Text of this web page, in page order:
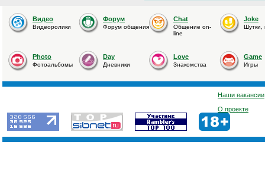
Видео
Видеоролики
Форум
Форум общения
Chat
Общение on-
line
Joke
Шутки,
Photo
Фотоальбомы
Day
Дневники
Love
Знакомства
Game
Игры
Наши вакансии
О проекте